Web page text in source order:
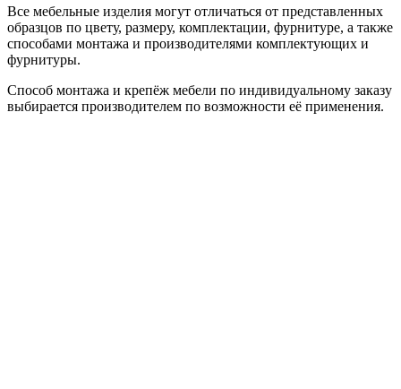
Все мебельные изделия могут отличаться от представленных
образцов по цвету, размеру, комплектации, фурнитуре, а также
способами монтажа и производителями комплектующих и
фурнитуры.
Способ монтажа и крепёж мебели по индивидуальному заказу
выбирается производителем по возможности её применения.